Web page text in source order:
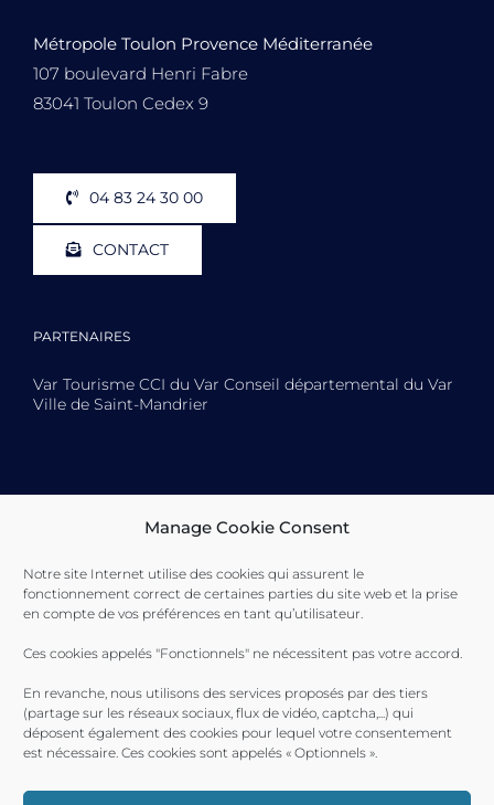
Manage Cookie Consent
Notre site Internet utilise des cookies qui assurent le
fonctionnement correct de certaines parties du site web et la prise
en compte de vos préférences en tant qu’utilisateur.
Ces cookies appelés "Fonctionnels" ne nécessitent pas votre accord.
En revanche, nous utilisons des services proposés par des tiers
(partage sur les réseaux sociaux, flux de vidéo, captcha,...) qui
déposent également des cookies pour lequel votre consentement
est nécessaire. Ces cookies sont appelés « Optionnels ».
Métropole Toulon Provence Méditerranée
107 boulevard Henri Fabre
83041 Toulon Cedex 9
04 83 24 30 00
CONTACT
PARTENAIRES
Var Tourisme CCI du Var Conseil départemental du Var
Ville de Saint-Mandrier
Toulon Provence Méditerranée Ville de Toulon Ville de
La Seyne-sur-Mer Ville de Saint-Mandrier